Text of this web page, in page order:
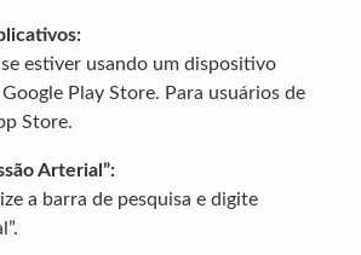
estiver usando um dispositivo
Play Store. Para usuários de
Store.
Arterial”:
a barra de pesquisa e digite